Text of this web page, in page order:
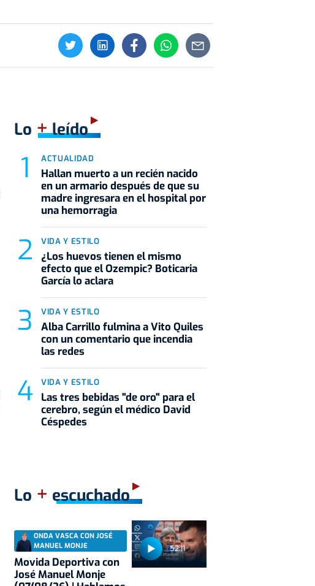
Lo +leído
ACTUALIDAD
Hallan muerto a un recién nacido
en un armario después de que su
madre ingresara en el hospital por
una hemorragia
VIDA Y ESTILO
¿Los huevos tienen el mismo
efecto que el Ozempic? Boticaria
García lo aclara
VIDA Y ESTILO
Alba Carrillo fulmina a Vito Quiles
con un comentario que incendia
las redes
VIDA Y ESTILO
Las tres bebidas "de oro" para el
cerebro, según el médico David
Céspedes
Lo + escuchado
52:11
ONDA VASCA CON JOSÉ
MANUEL MONJE
Movida Deportiva con
José Manuel Monje